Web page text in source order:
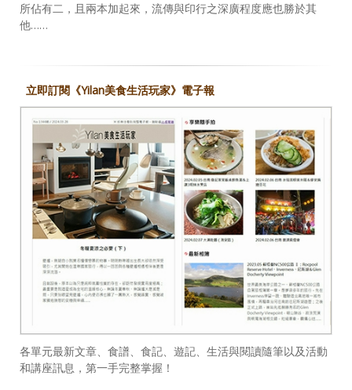
所佔有二，且兩本加起來，流傳與印行之深廣程度應也勝於其
他……
立即訂閱《Yilan美食生活玩家》電子報
各單元最新文章、食譜、食記、遊記、生活與閱讀隨筆以及活動
和講座訊息，第一手完整掌握！